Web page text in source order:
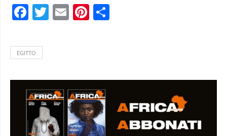
Facebook
Twitter
EmailPinterest
EGITTO